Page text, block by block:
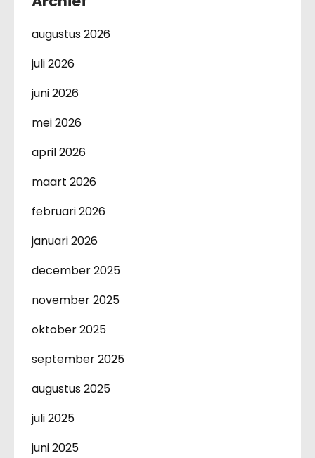
augustus 2026
juli 2026
juni 2026
mei 2026
april 2026
maart 2026
februari 2026
januari 2026
december 2025
november 2025
oktober 2025
september 2025
augustus 2025
juli 2025
juni 2025